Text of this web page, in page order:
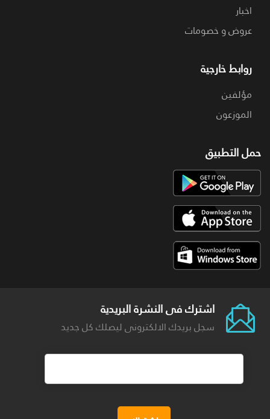
اخبار
عروض و خصومات
روابط خارجية
مؤلفين
الموزعون
حمل التطبيق
اشترك فى النشرة البريدية
سجل بريدك الالكترونى ليصلك كل جديد